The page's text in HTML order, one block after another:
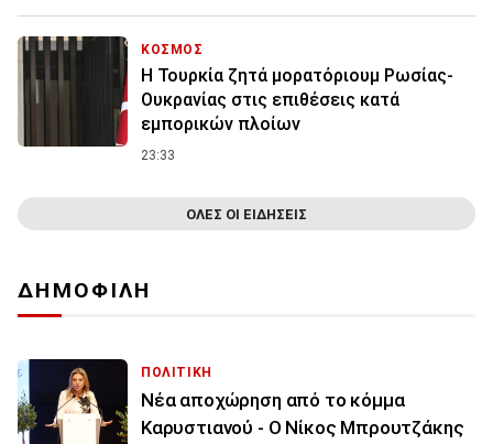
ΚΟΣΜΟΣ
Η Τουρκία ζητά μορατόριουμ Ρωσίας-
Ουκρανίας στις επιθέσεις κατά
εμπορικών πλοίων
23:33
ΟΛΕΣ ΟΙ ΕΙΔΗΣΕΙΣ
ΔΗΜΟΦΙΛΗ
ΠΟΛΙΤΙΚΗ
Νέα αποχώρηση από το κόμμα
Καρυστιανού - Ο Νίκος Μπρουτζάκης